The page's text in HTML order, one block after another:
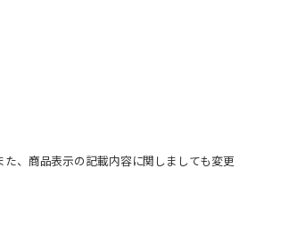
、商品表示の記載内容に関しましても変更